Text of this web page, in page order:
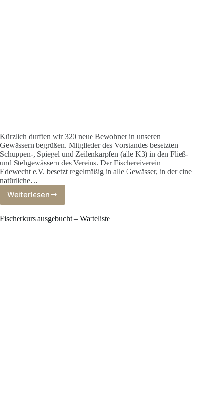
Kürzlich durften wir 320 neue Bewohner in unseren
Gewässern begrüßen. Mitglieder des Vorstandes besetzten
Schuppen-, Spiegel und Zeilenkarpfen (alle K3) in den Fließ-
und Stehgewässern des Vereins. Der Fischereiverein
Edewecht e.V. besetzt regelmäßig in alle Gewässer, in der eine
natürliche…
WeiterlesenFischbesatz
November
Fischerkurs ausgebucht – Warteliste